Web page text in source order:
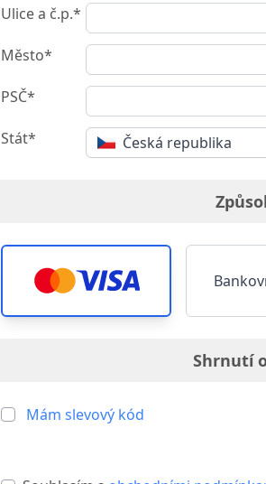
Ulice a č.p.*
Město*
PSČ*
Stát* Česká republika
Shrnutí
Mám slevový kód